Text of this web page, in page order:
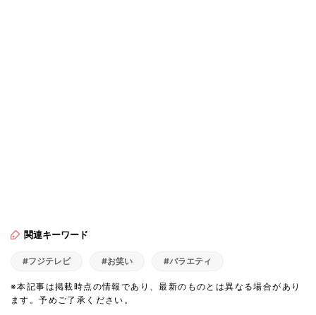
関連キーワード
#フジテレビ #お笑い #バラエティ
※本記事は掲載時点の情報であり、最新のものとは異なる場合があり
ます。予めご了承ください。